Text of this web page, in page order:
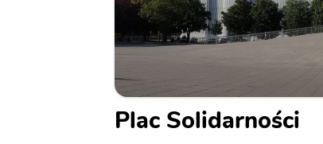
Plac Solidarności